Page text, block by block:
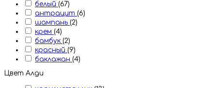
белый (67)
антрацит (6)
шампань (2)
крем (4)
бамбук (2)
красный (9)
баклажан (4)
Цвет Алди